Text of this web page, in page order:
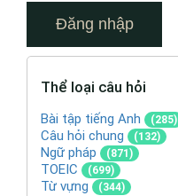
Thể loại câu hỏi
Bài tập tiếng Anh (285)
Câu hỏi chung (132)
Ngữ pháp (871)
TOEIC (699)
Từ vựng (344)